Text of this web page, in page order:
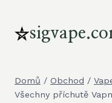
obsah
Domů / Obchod /
Všechny příchutě